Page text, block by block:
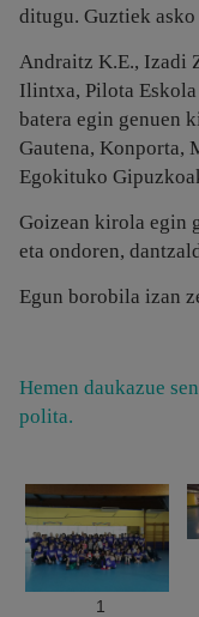
ditugu. Guztiek asko
Andraitz K.E., Izadi
Ilintxa, Pilota
batera egin genuen
Gautena, Konporta,
Egokituko
Goizean kirola egin
eta ondoren,
Egun borobila izan
Hemen daukazue
polita.
1